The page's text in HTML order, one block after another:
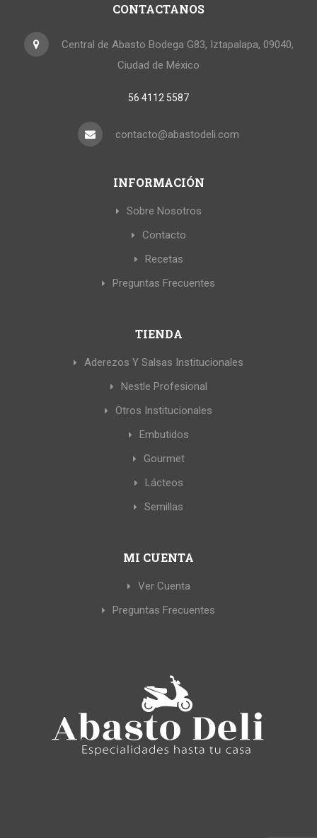
CONTACTANOS
Central de Abasto Bodega G83, Iztapalapa, 09040,
Ciudad de México
56 4112 5587
contacto@abastodeli.com
INFORMACIÓN
Sobre Nosotros
Contacto
Recetas
Preguntas Frecuentes
TIENDA
Aderezos Y Salsas Institucionales
Nestle Profesional
Otros Institucionales
Embutidos
Gourmet
Lácteos
Semillas
MI CUENTA
Ver Cuenta
Preguntas Frecuentes